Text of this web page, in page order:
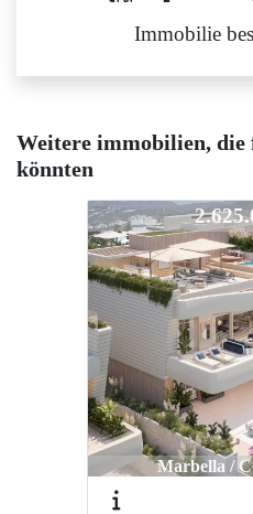
Immobilie
Weitere immobilien, die
könnten
EB1246
Marbella /